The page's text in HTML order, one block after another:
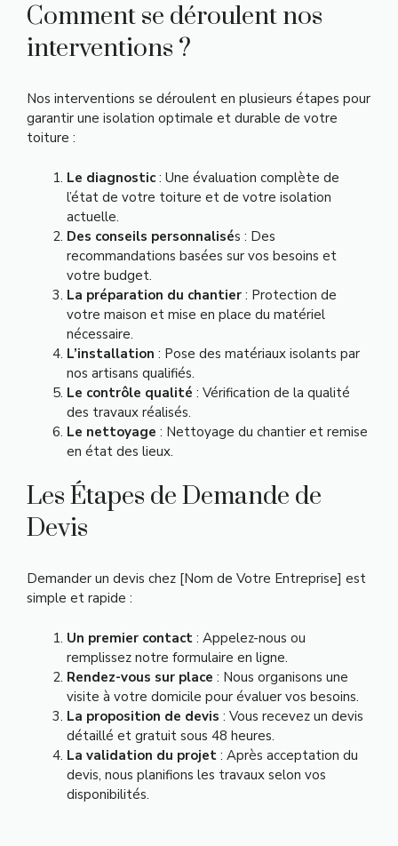
Comment se déroulent nos
interventions ?
Nos interventions se déroulent en plusieurs étapes pour
garantir une isolation optimale et durable de votre
toiture :
Le diagnostic : Une évaluation complète de
l’état de votre toiture et de votre isolation
actuelle.
Des conseils personnalisés : Des
recommandations basées sur vos besoins et
votre budget.
La préparation du chantier : Protection de
votre maison et mise en place du matériel
nécessaire.
L’installation : Pose des matériaux isolants par
nos artisans qualifiés.
Le contrôle qualité : Vérification de la qualité
des travaux réalisés.
Le nettoyage : Nettoyage du chantier et remise
en état des lieux.
Les Étapes de Demande de
Devis
Demander un devis chez [Nom de Votre Entreprise] est
simple et rapide :
Un premier contact : Appelez-nous ou
remplissez notre formulaire en ligne.
Rendez-vous sur place : Nous organisons une
visite à votre domicile pour évaluer vos besoins.
La proposition de devis : Vous recevez un devis
détaillé et gratuit sous 48 heures.
La validation du projet : Après acceptation du
devis, nous planifions les travaux selon vos
disponibilités.